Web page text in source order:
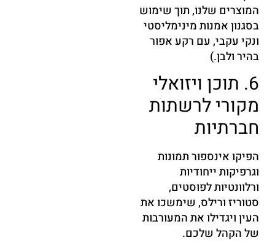
המוצרים שלנו, תוך שימוש
בסגנון אמנות מינימליסטי
ונקי עקבי, עם רקע אפור
בהיר ולבן.)
6. תוכן ויזואלי
מקורי לרשתות
חברתיות
הפיקו אינספור תמונות
וגרפיקות ייחודיות
ורלוונטיות לפוסטים,
סטוריז ורילס, שימשכו את
העין ויגדילו את המעורבות
של הקהל שלכם.